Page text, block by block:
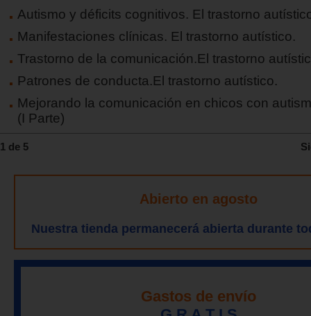
Autismo y déficits cognitivos. El trastorno
Manifestaciones clínicas. El trastorno autístico.
Trastorno de la comunicación.El trastorno
Patrones de conducta.El trastorno autístico.
Mejorando la comunicación en chicos con
(I Parte)
1 de 5
Abierto en agosto
Nuestra tienda permanecerá abierta durante
Gastos de envío